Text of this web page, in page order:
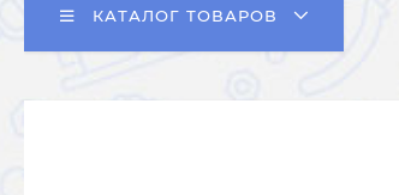
КАТАЛОГ ТОВАРОВ